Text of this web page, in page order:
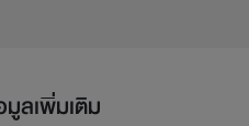
ลเพิ่มเติม